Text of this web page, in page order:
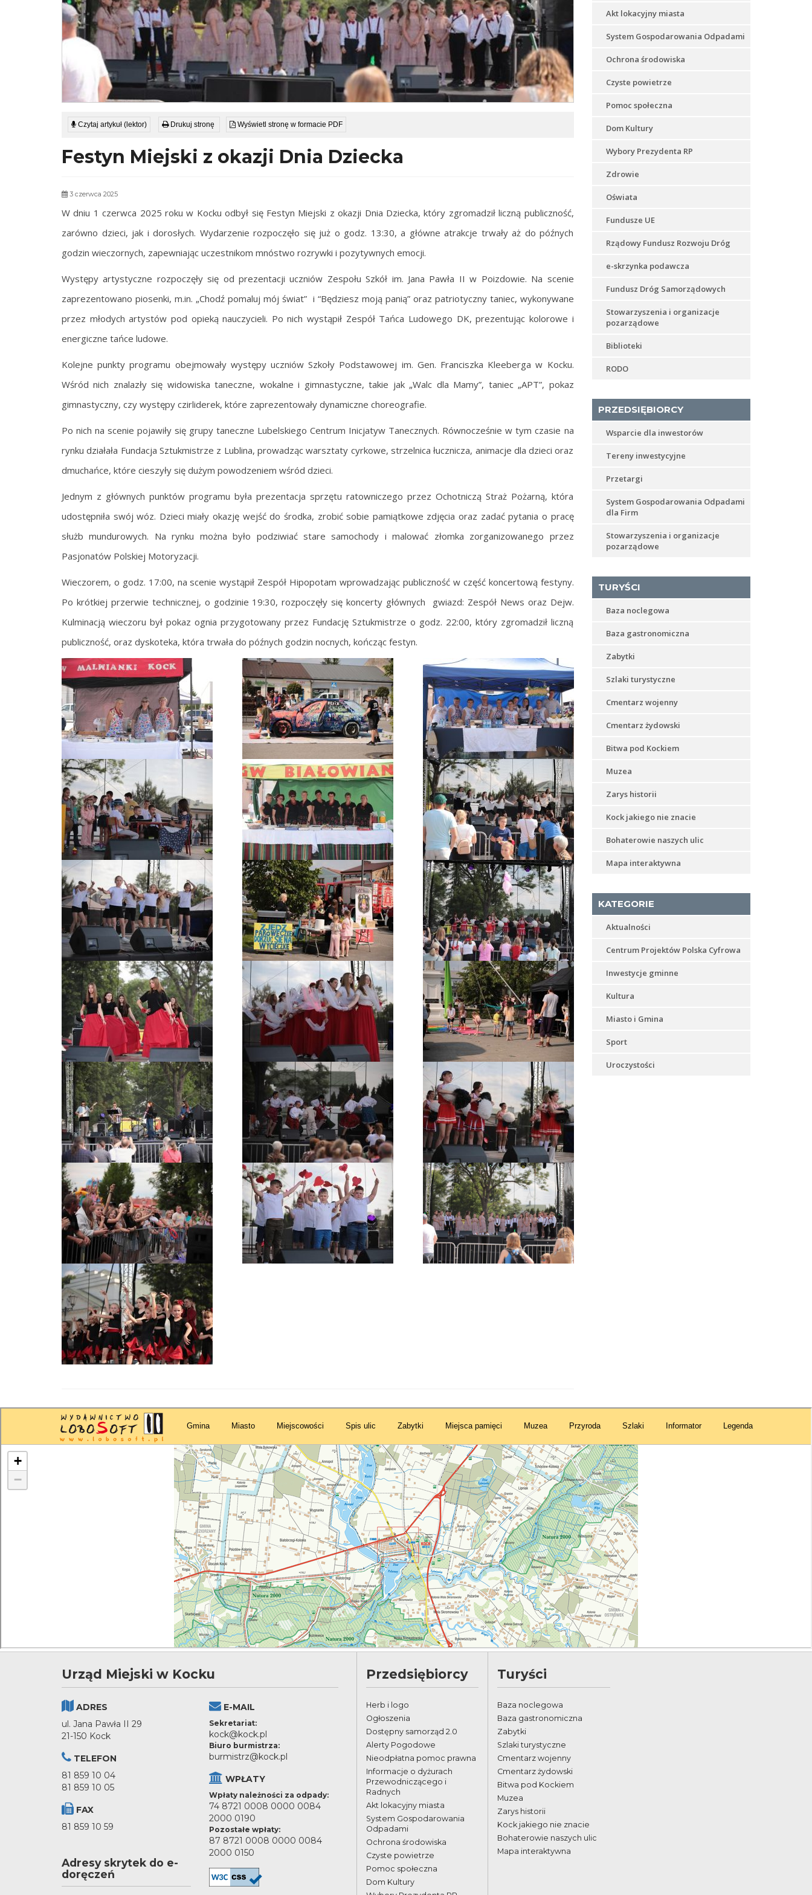
Czytaj artykuł (lektor) Drukuj stronę Wyświetl stronę w formacie PDF
Festyn Miejski z okazji Dnia Dziecka
3 czerwca 2025
W dniu 1 czerwca 2025 roku w Kocku odbył się Festyn Miejski z okazji Dnia Dziecka,który zgromadził liczną publiczność,
zarówno dzieci, jak i dorosłych. Wydarzenie rozpoczęło się już o godz. 13:30, a główne atrakcje trwały aż do późnych
godzin wieczornych, zapewniając uczestnikom mnóstwo rozrywki i pozytywnych emocji.
Występy artystyczne rozpoczęły się od prezentacji uczniów Zespołu Szkół im. Jana Pawła II w Poizdowie. Na scenie
zaprezentowano piosenki, m.in. „Chodź pomaluj mój świat” i “Będziesz moją panią” oraz patriotyczny taniec, wykonywane
przez młodych artystów pod opieką nauczycieli. Po nich wystąpił Zespół Tańca Ludowego DK, prezentując kolorowe i
energiczne tańce ludowe.
Kolejne punkty programu obejmowały występy uczniów Szkoły Podstawowej im. Gen. Franciszka Kleeberga w Kocku.
Wśród nich znalazły się widowiska taneczne, wokalne i gimnastyczne, takie jak „Walc dla Mamy”, taniec „APT”, pokaz
gimnastyczny, czy występy czirliderek, które zaprezentowały dynamiczne choreografie.
Po nich na scenie pojawiły się grupy taneczne Lubelskiego Centrum Inicjatyw Tanecznych. Równocześnie w tym czasie na
rynku działała Fundacja Sztukmistrze z Lublina, prowadząc warsztaty cyrkowe, strzelnica łucznicza, animacje dla dzieci oraz
dmuchańce, które cieszyły się dużym powodzeniem wśród dzieci.
Jednym z głównych punktów programu była prezentacja sprzętu ratowniczego przez Ochotniczą Straż Pożarną, która
udostępniła swój wóz. Dzieci miały okazję wejść do środka, zrobić sobie pamiątkowe zdjęcia oraz zadać pytania o pracę
służb mundurowych. Na rynku można było podziwiać stare samochody i malować złomka zorganizowanego przez
Pasjonatów Polskiej Motoryzacji.
Wieczorem, o godz. 17:00, na scenie wystąpił Zespół Hipopotam wprowadzając publiczność w część koncertową festyny.
Po krótkiej przerwie technicznej, o godzinie 19:30, rozpoczęły się koncerty głównych gwiazd: Zespół News oraz Dejw.
Kulminacją wieczoru był pokaz ognia przygotowany przez Fundację Sztukmistrze o godz. 22:00, który zgromadził liczną
publiczność, oraz dyskoteka, która trwała do późnych godzin nocnych, kończąc festyn.
Akt lokacyjny miasta
System Gospodarowania Odpadami
Ochrona środowiska
Czyste powietrze
Pomoc społeczna
Dom Kultury
Wybory Prezydenta RP
Zdrowie
Oświata
Fundusze UE
Rządowy Fundusz Rozwoju Dróg
e-skrzynka podawcza
Fundusz Dróg Samorządowych
Stowarzyszenia i organizacje
pozarządowe
Biblioteki
RODO
PRZEDSIĘBIORCY
Wsparcie dla inwestorów
Tereny inwestycyjne
Przetargi
System Gospodarowania Odpadami
dla Firm
Stowarzyszenia i organizacje
pozarządowe
TURYŚCI
Baza noclegowa
Baza gastronomiczna
Zabytki
Szlaki turystyczne
Cmentarz wojenny
Cmentarz żydowski
Bitwa pod Kockiem
Muzea
Zarys historii
Kock jakiego nie znacie
Bohaterowie naszych ulic
Mapa interaktywna
KATEGORIE
Aktualności
Centrum Projektów Polska Cyfrowa
Inwestycje gminne
Kultura
Miasto i Gmina
Sport
Uroczystości
Urząd Miejski w Kocku
ADRES
ul. Jana Pawła II 29
21-150 Kock
TELEFON
81 859 10 04
81 859 10 05
FAX
81 859 10 59
Adresy skrytek do e-
doręczeń
E-MAIL
Sekretariat:
kock@kock.pl
Biuro burmistrza:
burmistrz@kock.pl
WPŁATY
Wpłaty należności za odpady:
74 8721 0008 0000 0084
2000 0190
Pozostałe wpłaty:
87 8721 0008 0000 0084
2000 0150
Przedsiębiorcy
Herb i logo
Ogłoszenia
Dostępny samorząd 2.0
Alerty Pogodowe
Nieodpłatna pomoc prawna
Informacje o dyżurach
Przewodniczącego i
Radnych
Akt lokacyjny miasta
System Gospodarowania
Odpadami
Ochrona środowiska
Czyste powietrze
Pomoc społeczna
Dom Kultury
Turyści
Baza noclegowa
Baza gastronomiczna
Zabytki
Szlaki turystyczne
Cmentarz wojenny
Cmentarz żydowski
Bitwa pod Kockiem
Muzea
Zarys historii
Kock jakiego nie znacie
Bohaterowie naszych ulic
Mapa interaktywna